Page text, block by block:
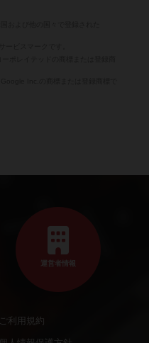
運営者情報
ご利用規約